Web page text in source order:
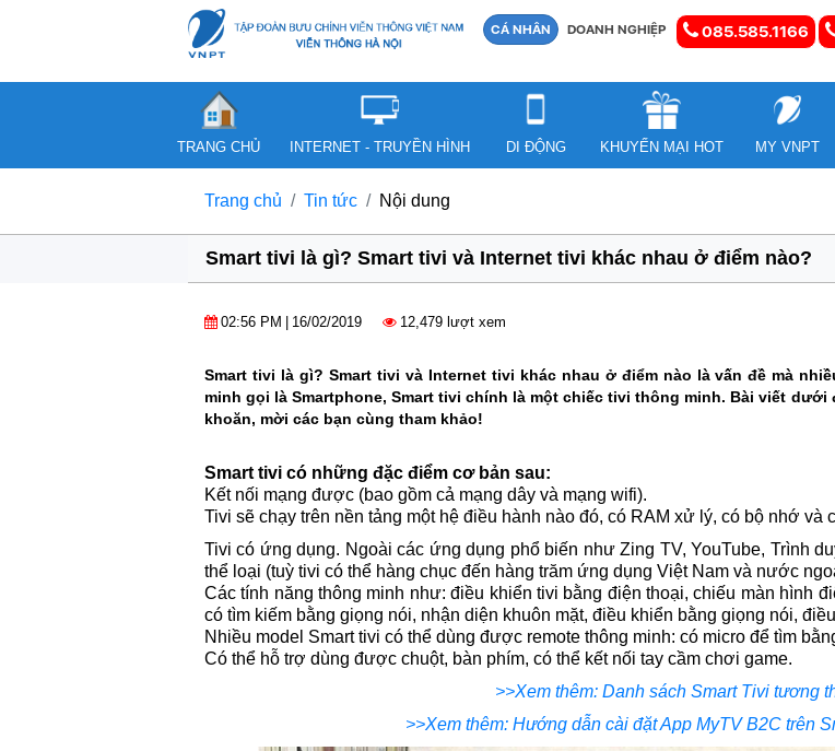
CÁ NHÂN DOANH NGHIỆP 085.585.1166
TRANG CHỦ INTERNET - TRUYỀN HÌNH DI ĐỘNG KHUYẾN MẠI HOT MY VNPT
Trang chủ Tin tức Nội dung
Smart tivi là gì? Smart tivi và Internet tivi khác nhau ở điểm nào?
02:56 PM 16/02/2019 12,479 lượt xem
Smart tivi là gì? Smart tivi và Internet tivi khác nhau ở điểm nào là vấn đề mà
minh gọi là Smartphone, Smart tivi chính là một chiếc tivi thông minh. Bài viết
khoăn, mời các bạn cùng tham khảo!
Smart tivi có những đặc điểm cơ bản sau:
Kết nối mạng được (bao gồm cả mạng dây và mạng wifi).
Tivi sẽ chạy trên nền tảng một hệ điều hành nào đó, có RAM xử lý, có bộ nhớ và
Tivi có ứng dụng. Ngoài các ứng dụng phổ biến như Zing TV, YouTube, Trình
thể loại (tuỳ tivi có thể hàng chục đến hàng trăm ứng dụng Việt Nam và nước
Các tính năng thông minh như: điều khiển tivi bằng điện thoại, chiếu màn hình
có tìm kiếm bằng giọng nói, nhận diện khuôn mặt, điều khiển bằng giọng nói,
Nhiều model Smart tivi có thể dùng được remote thông minh: có micro để tìm
Có thể hỗ trợ dùng được chuột, bàn phím, có thể kết nối tay cầm chơi game.
>>Xem thêm: Danh sách Smart Tivi tương
>>Xem thêm: Hướng dẫn cài đặt App MyTV B2C trên